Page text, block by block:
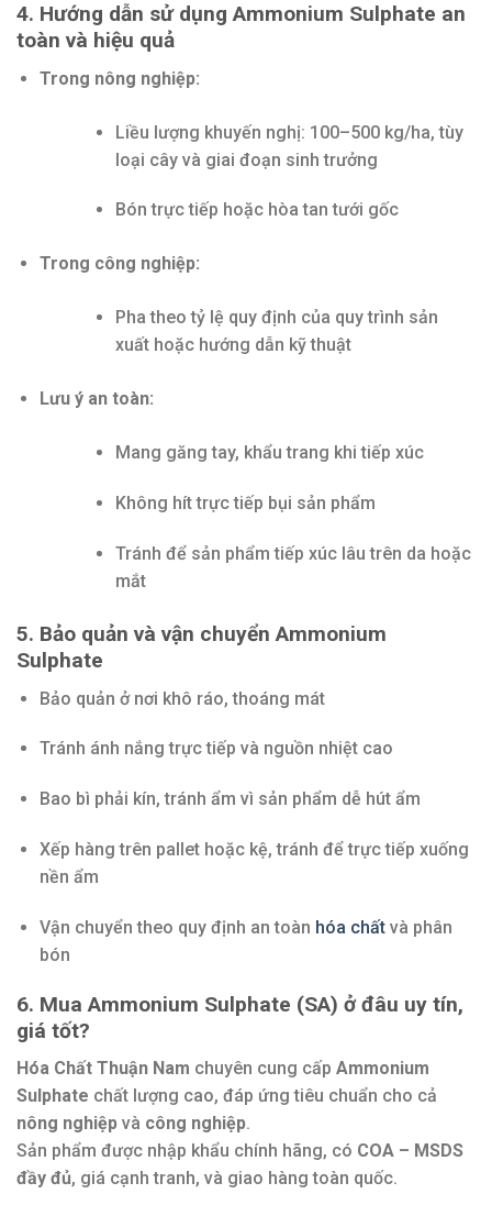
4. Hướng dẫn sử dụng Ammonium Sulphate an
toàn và hiệu quả
Trong nông nghiệp:
Liều lượng khuyến nghị: 100–500 kg/ha, tùy
loại cây và giai đoạn sinh trưởng
Bón trực tiếp hoặc hòa tan tưới gốc
Trong công nghiệp:
Pha theo tỷ lệ quy định của quy trình sản
xuất hoặc hướng dẫn kỹ thuật
Lưu ý an toàn:
Mang găng tay, khẩu trang khi tiếp xúc
Không hít trực tiếp bụi sản phẩm
Tránh để sản phẩm tiếp xúc lâu trên da hoặc
mắt
5. Bảo quản và vận chuyển Ammonium
Sulphate
Bảo quản ở nơi khô ráo, thoáng mát
Tránh ánh nắng trực tiếp và nguồn nhiệt cao
Bao bì phải kín, tránh ẩm vì sản phẩm dễ hút ẩm
Xếp hàng trên pallet hoặc kệ, tránh để trực tiếp xuống
nền ẩm
Vận chuyển theo quy định an toàn hóa chấtvà phân
bón
6. Mua Ammonium Sulphate (SA) ở đâu uy tín,
giá tốt?
Hóa Chất Thuận Nam chuyên cung cấp Ammonium
Sulphate chất lượng cao, đáp ứng tiêu chuẩn cho cả
nông nghiệp và công nghiệp.
Sản phẩm được nhập khẩu chính hãng, có COA – MSDS
đầy đủ, giá cạnh tranh, và giao hàng toàn quốc.